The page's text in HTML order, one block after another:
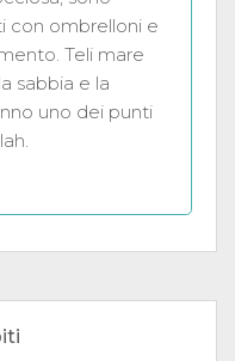
con ombrelloni e
Teli mare
sabbia e la
uno dei punti